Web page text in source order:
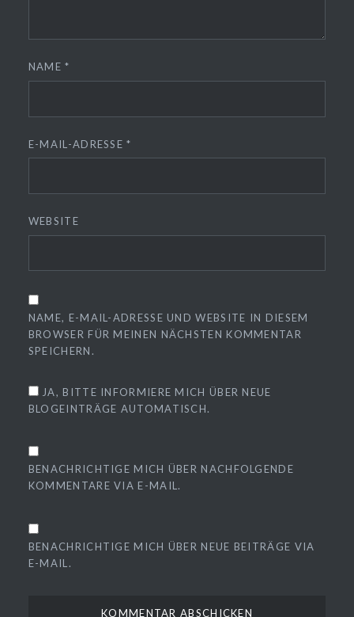
NAME*
E-MAIL-ADRESSE*
WEBSITE
NAME, E-MAIL-ADRESSE UND WEBSITE IN DIESEM
BROWSER FÜR MEINEN NÄCHSTEN KOMMENTAR
SPEICHERN.
JA, BITTE INFORMIERE MICH ÜBER NEUE
BLOGEINTRÄGE AUTOMATISCH.
BENACHRICHTIGE MICH ÜBER NACHFOLGENDE
KOMMENTARE VIA E-MAIL.
BENACHRICHTIGE MICH ÜBER NEUE BEITRÄGE VIA
E-MAIL.